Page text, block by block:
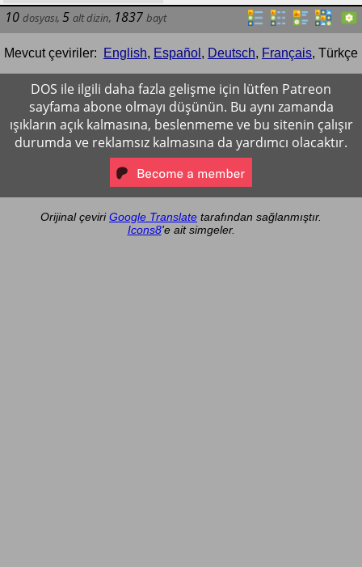
10 dosyası, 5 alt dizin, 1837 bayt
Mevcut çeviriler: English, Español , Deutsch, Français, Türkçe
DOS ile ilgili daha fazla gelişme için lütfen Patreon
sayfama abone olmayı düşünün. Bu aynı zamanda
ışıkların açık kalmasına, beslenmeme ve bu sitenin çalışır
durumda ve reklamsız kalmasına da yardımcı olacaktır.
Orijinal çeviriGoogle Translate tarafından sağlanmıştır.
Icons8'e ait simgeler.